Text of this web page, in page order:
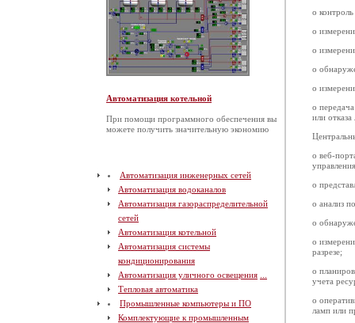
Автоматизация котельной
При помощи программного обеспечения вы
можете получить значительную экономию
Автоматизация инженерных сетей
Автоматизация водоканалов
Автоматизация газораспределительной
сетей
Автоматизация котельной
Автоматизация системы
кондиционирования
Автоматизация уличного освещения
Тепловая автоматика
Промышленные компьютеры и ПО
Комплектующие к промышленным
o
o
o
o
o
o
или отказа
o веб-
o
o анализ
o
o
разрезе;
o
учета
o
ламп или